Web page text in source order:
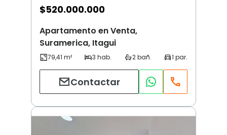
$520.000.000
Apartamento en Venta,
Suramerica, Itagui
Contactar